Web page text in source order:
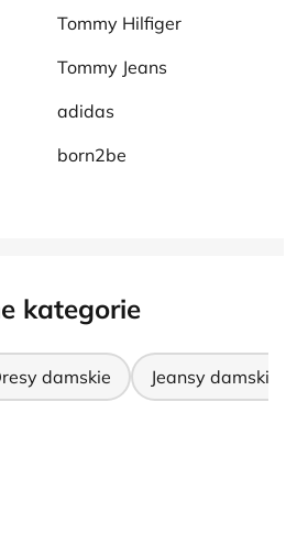
Tommy Hilfiger
Tommy Jeans
adidas
born2be
kategorie
damskie Jeansy damskie